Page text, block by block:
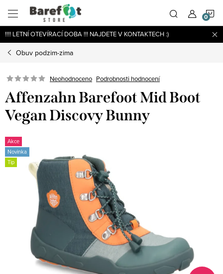
obsah
!!!! LETNÍ OTEVÍRACÍ DOBA !!! NAJDETE V KONTAKTECH :)
Obuv podzim-zima
Neohodnoceno Podrobnosti hodnocení
Affenzahn Barefoot Mid Boot
Vegan Discovy Bunny
Akce
Novinka
Tip